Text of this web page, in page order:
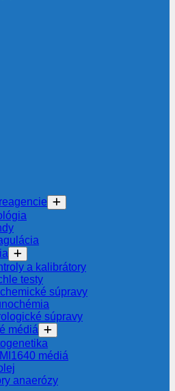
a kalibrátory
testy
súpravy
súpravy
médiá
médiá
anaerózy